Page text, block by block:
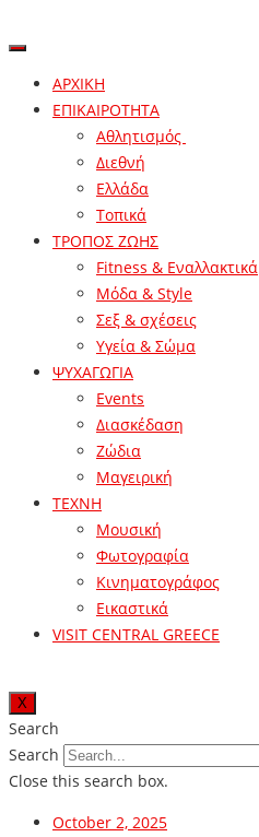
ΑΡΧΙΚΗ
ΕΠΙΚΑΙΡΟΤΗΤΑ
Αθλητισμός
Διεθνή
Ελλάδα
Τοπικά
ΤΡΟΠΟΣ ΖΩΗΣ
Fitness & Εναλλακτικά
Μόδα & Style
Σεξ & σχέσεις
Υγεία & Σώμα
ΨΥΧΑΓΩΓΙΑ
Events
Διασκέδαση
Ζώδια
Μαγειρική
ΤΕΧΝΗ
Μουσική
Φωτογραφία
Κινηματογράφος
Εικαστικά
VISIT CENTRAL GREECE
X
Search
Search
Close this search box.
October 2, 2025